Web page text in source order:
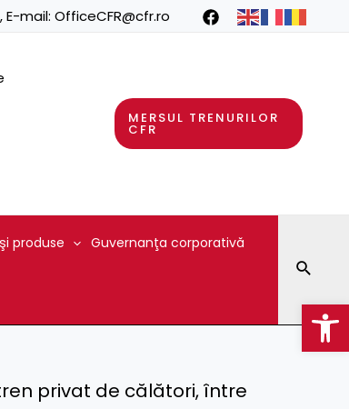
, E-mail: OfficeCFR@cfr.ro
MERSUL TRENURILOR
CFR
produse Guvernanţa corporativă
privat de călători, între